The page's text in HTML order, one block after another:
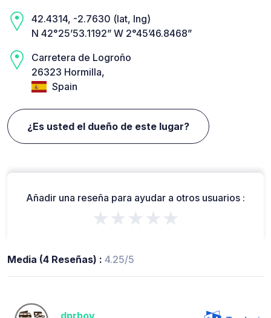
42.4314, -2.7630 (lat, lng)
N 42°25’53.1192” W 2°45’46.8468”
Carretera de Logroño
26323 Hormilla,
Spain
¿Es usted el dueño de este lugar?
Añadir una reseña para ayudar a otros usuarios :
★★★★★
Media (4 Reseñas) : 4.25/5